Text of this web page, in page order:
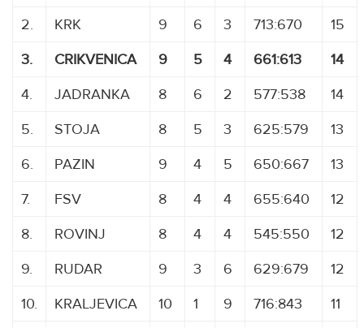
2.
KRK 9 6 3 713:670
15
3.
CRIKVENICA 9 5 4 661:613
14
4.
JADRANKA 8 6 2 577:538
14
5.
STOJA 8 5 3 625:579
13
6.
PAZIN 9 4 5 650:667
13
7.
FSV 8 4 4 655:640
12
8.
ROVINJ 8 4 4 545:550
12
9.
RUDAR 9 3 6 629:679
12
10.
KRALJEVICA 10 1 9 716:843 11